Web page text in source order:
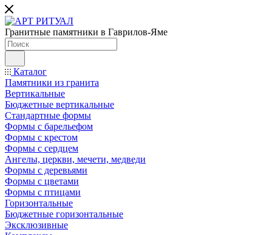
Гранитные памятники в Гаврилов-Яме
Каталог
Памятники из гранита
Вертикальные
Бюджетные вертикальные
Стандартные формы
Формы с барельефом
Формы с крестом
Формы с сердцем
Ангелы, церкви, мечети, медведи
Формы с деревьями
Формы с цветами
Формы с птицами
Горизонтальные
Бюджетные горизонтальные
Эксклюзивные